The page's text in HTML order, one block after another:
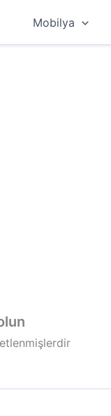
Mobilya